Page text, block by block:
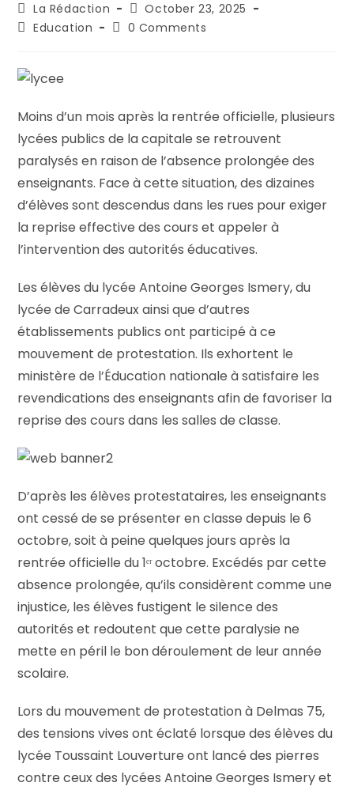
La Rédaction
October 23, 2025
Education
0 Comments
Moins d’un mois après la rentrée officielle, plusieurs
lycées publics de la capitale se retrouvent
paralysés en raison de l’absence prolongée des
enseignants. Face à cette situation, des dizaines
d’élèves sont descendus dans les rues pour exiger
la reprise effective des cours et appeler à
l’intervention des autorités éducatives.
Les élèves du lycée Antoine Georges Ismery, du
lycée de Carradeux ainsi que d’autres
établissements publics ont participé à ce
mouvement de protestation. Ils exhortent le
ministère de l’Éducation nationale à satisfaire les
revendications des enseignants afin de favoriser la
reprise des cours dans les salles de classe.
D’après les élèves protestataires, les enseignants
ont cessé de se présenter en classe depuis le 6
octobre, soit à peine quelques jours après la
rentrée officielle du 1ᵉʳ octobre. Excédés par cette
absence prolongée, qu’ils considèrent comme une
injustice, les élèves fustigent le silence des
autorités et redoutent que cette paralysie ne
mette en péril le bon déroulement de leur année
scolaire.
Lors du mouvement de protestation à Delmas 75,
des tensions vives ont éclaté lorsque des élèves du
lycée Toussaint Louverture ont lancé des pierres
contre ceux des lycées Antoine Georges Ismery et